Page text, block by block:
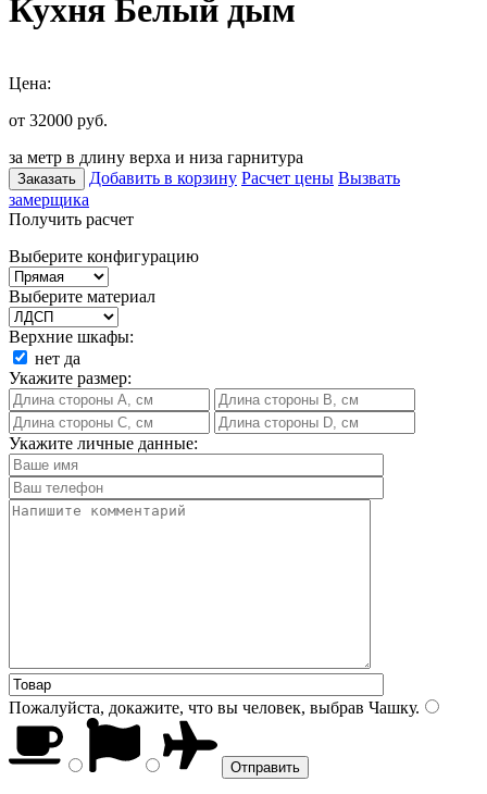
Кухня Белый дым
Цена:
от 32000 руб.
за метр в длину верха и низа гарнитура
Заказать Добавить в корзину Расчет цены Вызвать
замерщика
Получить расчет
Выберите конфигурацию
Выберите материал
Верхние шкафы:
нет да
Укажите размер:
Укажите личные данные:
Пожалуйста, докажите, что вы человек, выбрав Чашку.